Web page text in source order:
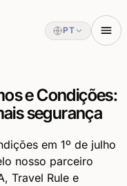
PT
e Condições:
segurança
em 1º de julho
nosso parceiro
Travel Rule e